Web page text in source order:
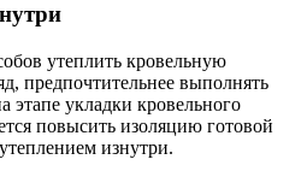
утеплить кровельную
предпочтительнее выполнять
этапе укладки кровельного
повысить изоляцию готовой
изнутри.